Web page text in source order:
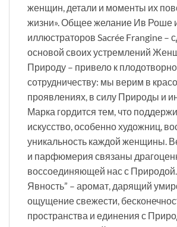
женщин, детали и моменты их
жизни». Общее желание Ив Роше
иллюстраторов Sacrée Frangine –
основой своих устремлений
Природу – привело к
сотрудничеству: мы верим в
проявлениях, в силу Природы и
Марка гордится тем, что
искусство, особенно художниц,
уникальность каждой женщины.
и парфюмерия связаны
воссоединяющей нас с Природой.
Явность” – аромат, дарящий
ощущение свежести,
пространства и единения с